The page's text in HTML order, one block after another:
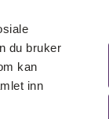
du bruker
kan
inn